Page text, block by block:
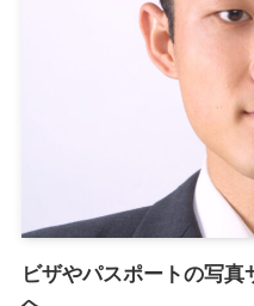
ビザやパスポートの写